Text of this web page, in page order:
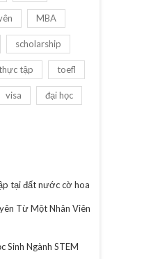
MBA
scholarship
tập toefl
visa đại học
tại đất nước cờ hoa
Từ Một Nhân Viên
Sinh Ngành STEM